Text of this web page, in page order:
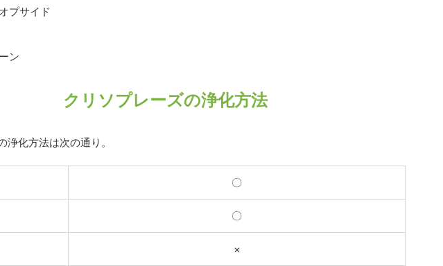
プサイド
ン
クリソプレーズの浄化方法
浄化方法は次の通り。
〇
〇
×